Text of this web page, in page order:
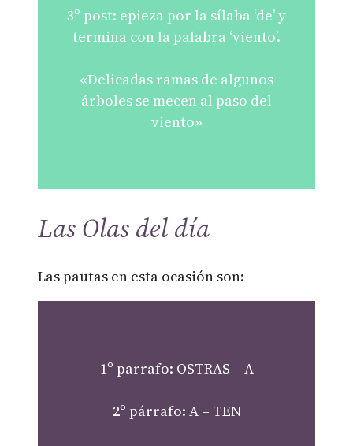
3º post: epieza por la sílaba ‘de’ y
termina con la palabra ‘viento’.
«Delicadas ramas de algunos
árboles se mecen al paso del
viento»
Las Olas del día
Las pautas en esta ocasión son:
1º parrafo: OSTRAS – A
2º párrafo: A – TEN